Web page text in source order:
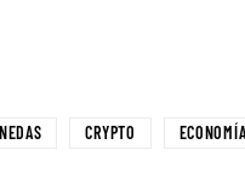
CRYPTO ECONOMÍA